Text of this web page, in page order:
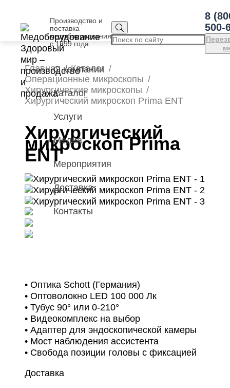
Производство и
поставка
медоборудования
с 1999 года
8
500-
О компании
Каталог
Услуги
Медиа
Мероприятия
Доставка
Контакты
Главная
Каталог
Операционные микроскопы
Хирургические микроскопы
Хирургический микроскоп Prima ENT
Хирургический
микроскоп Prima
ENT
• Оптика Schott (Германия)
• Оптоволокно LED 100 000 Лк
• Тубус 90° или 0-210°
• Видеокомплекс на выбор
• Адаптер для эндоскопической камеры
• Мост наблюдения ассистента
• Свобода позиции головы с фиксацией
Доставка